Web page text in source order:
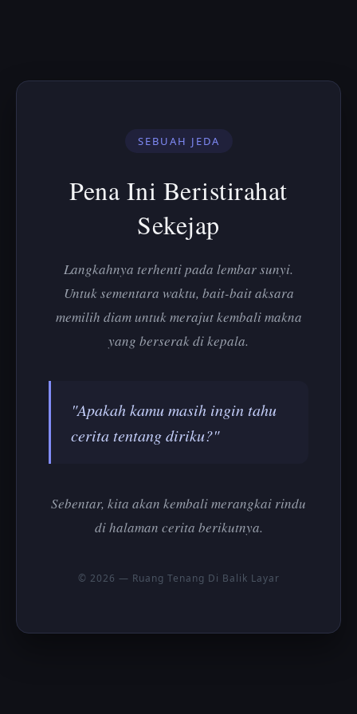
SEBUAH JEDA
Pena Ini Beristirahat
Sekejap
Langkahnya terhenti pada lembar sunyi.
Untuk sementara waktu, bait-bait aksara
memilih diam untuk merajut kembali makna
yang berserak di kepala.
"Apakah kamu masih ingin tahu
cerita tentang diriku?"
Sebentar, kita akan kembali merangkai rindu
di halaman cerita berikutnya.
© 2026 — Ruang Tenang Di Balik Layar